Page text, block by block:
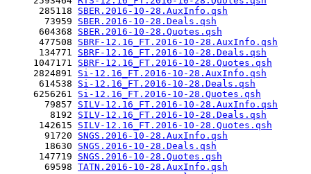
      285118
SBER.2016-10-28.AuxInfo.qsh
       73959
SBER.2016-10-28.Deals.qsh
      604368
SBER.2016-10-28.Quotes.qsh
      477508
SBRF-12.16_FT.2016-10-28.AuxInfo.qsh
      134771
SBRF-12.16_FT.2016-10-28.Deals.qsh
     1047171
SBRF-12.16_FT.2016-10-28.Quotes.qsh
     2824891
Si-12.16_FT.2016-10-28.AuxInfo.qsh
      614538
Si-12.16_FT.2016-10-28.Deals.qsh
     6256261
Si-12.16_FT.2016-10-28.Quotes.qsh
       79857
SILV-12.16_FT.2016-10-28.AuxInfo.qsh
        8192
SILV-12.16_FT.2016-10-28.Deals.qsh
      142615
SILV-12.16_FT.2016-10-28.Quotes.qsh
       91720
SNGS.2016-10-28.AuxInfo.qsh
       18630
SNGS.2016-10-28.Deals.qsh
      147719
SNGS.2016-10-28.Quotes.qsh
       69598
TATN.2016-10-28.AuxInfo.qsh